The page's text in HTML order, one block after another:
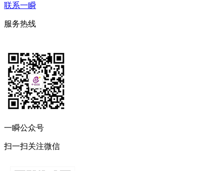
联系一瞬
服务热线
一瞬公众号
扫一扫关注微信